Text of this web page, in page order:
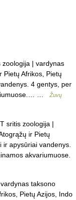
| vardynas
Pietų Afrikos, Pietų
4 gentys, per
…
Žuvų
sritis zoologija |
ir Pietų
apysūriai vandenys.
akvariumuose.
taksono
Pietų Azijos, Indo